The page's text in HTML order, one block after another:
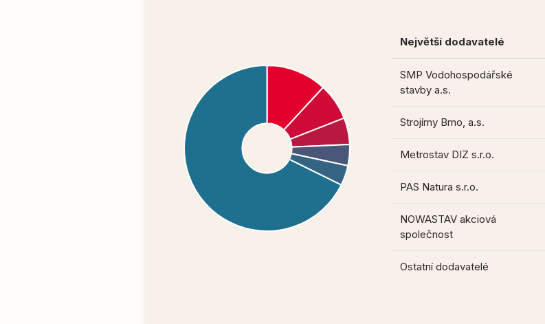
Největší dodavatelé
SMP Vodohospodářské
stavby a.s.
Strojírny Brno, a.s.
Metrostav DIZ s.r.o.
PAS Natura s.r.o.
NOWASTAV akciová
společnost
Ostatní dodavatelé